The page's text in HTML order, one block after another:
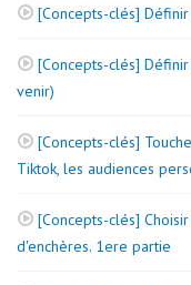
[Concepts-clés]
[Concepts-clés]
venir)
[Concepts-clés]
Tiktok, les audiences
[Concepts-clés]
d'enchères. 1ere partie